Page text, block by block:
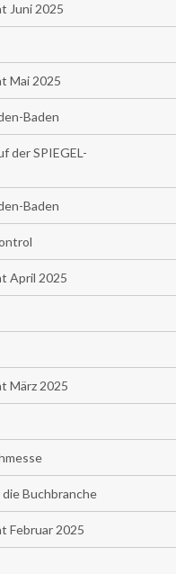
Juni 2025
Mai 2025
Baden
der SPIEGEL-
Baden
April 2025
März 2025
Buchbranche
Februar 2025